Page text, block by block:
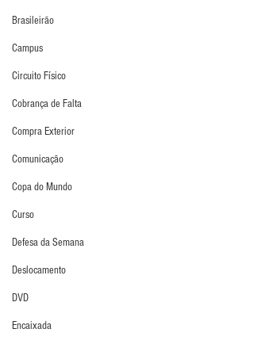
Brasileirão
Campus
Circuito Físico
Cobrança de Falta
Compra Exterior
Comunicação
Copa do Mundo
Curso
Defesa da Semana
Deslocamento
DVD
Encaixada